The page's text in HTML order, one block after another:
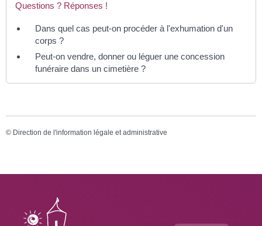
Questions ? Réponses !
Dans quel cas peut-on procéder à l'exhumation d'un
corps ?
Peut-on vendre, donner ou léguer une concession
funéraire dans un cimetière ?
© Direction de l'information légale et administrative